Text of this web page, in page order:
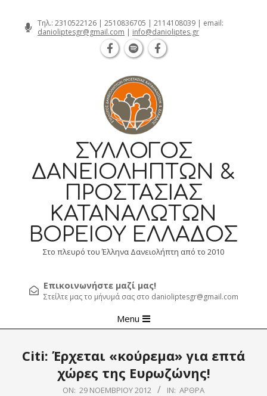
Τηλ.: 2310522126 | 2510836705 | 2114108039 | email:
danioliptesgr@gmail.com | info@danioliptes.gr
ΣΎΛΛΟΓΟΣ
ΔΑΝΕΙΟΛΗΠΤΏΝ &
ΠΡΟΣΤΑΣΊΑΣ
ΚΑΤΑΝΑΛΩΤΏΝ
ΒΟΡΕΊΟΥ ΕΛΛΆΔΟΣ
Στο πλευρό του Έλληνα Δανειολήπτη από το 2010
Επικοινωνήστε μαζί μας!
Στείλτε μας το μήνυμά σας στο danioliptesgr@gmail.com
Navigation
Menu
Citi: Έρχεται «κούρεμα» για επτά
χώρες της Ευρωζώνης!
ON: 29 ΝΟΕΜΒΡΊΟΥ 2012 IN: ΆΡΘΡΑ